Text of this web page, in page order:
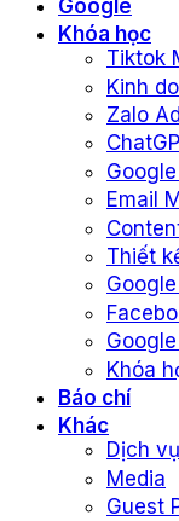
Google
Khóa học
Tiktok
Kinh
Zalo
Email
Thiết
Khóa
Báo chí
Khác
Dịch
Media
Guest